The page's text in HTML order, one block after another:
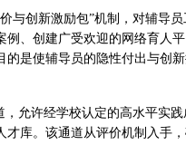
与创新激励包”机制，对辅导
、创建广受欢迎的网络育人
是使辅导员的隐性付出与创
，允许经学校认定的高水平实
库。该通道从评价机制入手